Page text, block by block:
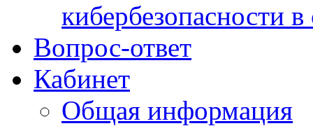
кибербезопасности
Вопрос-ответ
Кабинет
Общая информация